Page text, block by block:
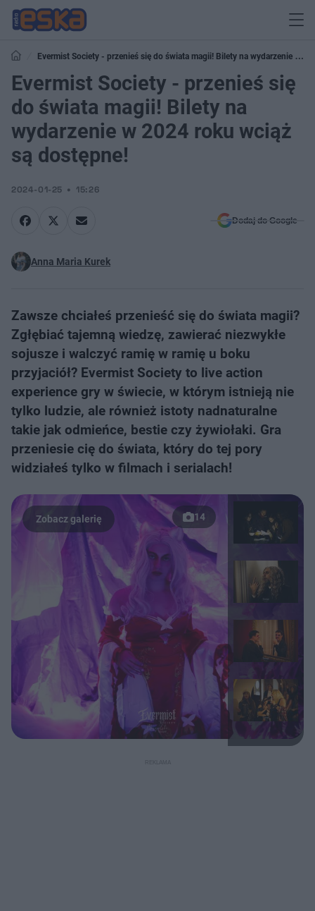
Evermist Society - przenieś się do świata magii! Bilety na wydarzenie w
2024 roku wciąż są dostępne!
Evermist Society - przenieś się
do świata magii! Bilety na
wydarzenie w 2024 roku wciąż
są dostępne!
2024-01-25 15:26
Dodaj do Google
Anna Maria Kurek
Zawsze chciałeś przenieść się do świata magii?
Zgłębiać tajemną wiedzę, zawierać niezwykłe
sojusze i walczyć ramię w ramię u boku
przyjaciół? Evermist Society to live action
experience gry w świecie, w którym istnieją nie
tylko ludzie, ale również istoty nadnaturalne
takie jak odmieńce, bestie czy żywiołaki. Gra
przeniesie cię do świata, który do tej pory
widziałeś tylko w filmach i serialach!
14